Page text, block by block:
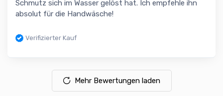
Schmutz sich im Wasser gelöst hat. Ich empfehle ihn
absolut für die Handwäsche!
Verifizierter Kauf
Mehr Bewertungen laden